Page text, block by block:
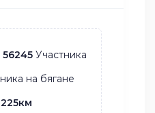
56245 Участника
на бягане